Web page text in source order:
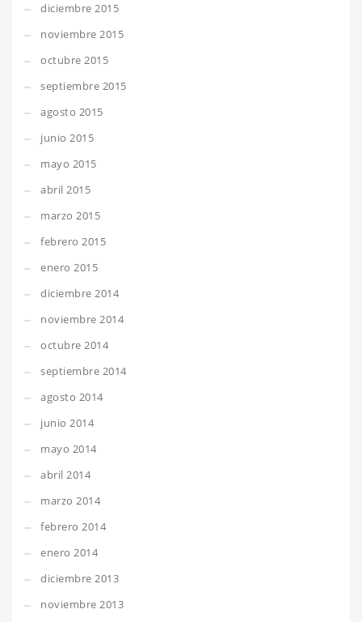
diciembre 2015
noviembre 2015
octubre 2015
septiembre 2015
agosto 2015
junio 2015
mayo 2015
abril 2015
marzo 2015
febrero 2015
enero 2015
diciembre 2014
noviembre 2014
octubre 2014
septiembre 2014
agosto 2014
junio 2014
mayo 2014
abril 2014
marzo 2014
febrero 2014
enero 2014
diciembre 2013
noviembre 2013